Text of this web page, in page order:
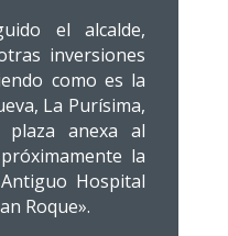
el alcalde,
inversiones
como es la
La Purísima,
anexa al
la
Hospital
Roque».